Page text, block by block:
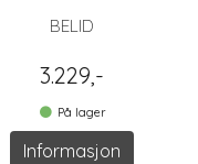
BELID
3.229,-
På lager
Informasjon